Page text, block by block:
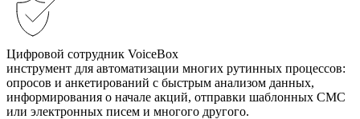
Цифровой сотрудник VoiceBox
инструмент для автоматизации многих рутинных процессов:
опросов и анкетирований с быстрым анализом данных,
информирования о начале акций, отправки шаблонных СМС
или электронных писем и многого другого.